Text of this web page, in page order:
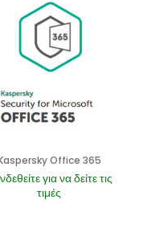
Office 365
για να δείτε τις
τιμές